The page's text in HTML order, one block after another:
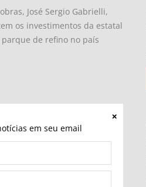
em seu email
José Sergio Gabrielli,
os investimentos da estatal
de refino no país
- 00:00
do Brasil
milhões de
semestre de 2011